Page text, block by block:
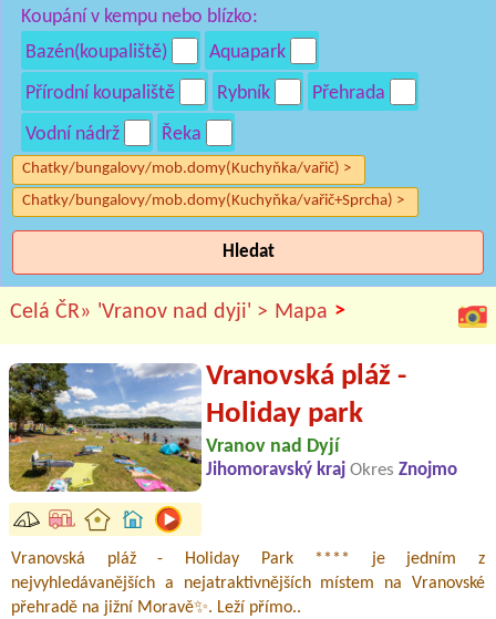
Koupání v kempu nebo blízko:
Bazén(koupaliště)
Aquapark
Přírodní koupaliště
Rybník
Přehrada
Vodní nádrž
Řeka
Chatky/bungalovy/mob.domy(Kuchyňka/vařič) >
Chatky/bungalovy/mob.domy(Kuchyňka/vařič+Sprcha) >
Hledat
Celá ČR» 'Vranov nad dyji' > Mapa >
Vranovská pláž -
Holiday park
Vranov nad Dyjí
Jihomoravský kraj Okres Znojmo
Vranovská pláž - Holiday Park **** je jedním z
nejvyhledávanějších a nejatraktivnějších místem na Vranovské
přehradě na jižní Moravě✨. Leží přímo..